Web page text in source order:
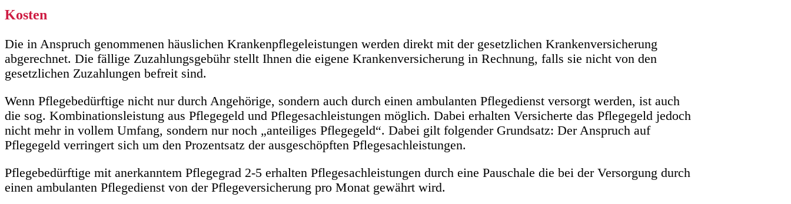
Kosten
Die in Anspruch genommenen häuslichen Krankenpflegeleistungen werden direkt mit der gesetzlichen Krankenversicherung
abgerechnet. Die fällige Zuzahlungsgebühr stellt Ihnen die eigene Krankenversicherung in Rechnung, falls sie nicht von den
gesetzlichen Zuzahlungen befreit sind.
Wenn Pflegebedürftige nicht nur durch Angehörige, sondern auch durch einen ambulanten Pflegedienst versorgt werden, ist auch
die sog. Kombinationsleistung aus Pflegegeld und Pflegesachleistungen möglich. Dabei erhalten Versicherte das Pflegegeld jedoch
nicht mehr in vollem Umfang, sondern nur noch „anteiliges Pflegegeld“. Dabei gilt folgender Grundsatz: Der Anspruch auf
Pflegegeld verringert sich um den Prozentsatz der ausgeschöpften Pflegesachleistungen.
Pflegebedürftige mit anerkanntem Pflegegrad 2-5 erhalten Pflegesachleistungen durch eine Pauschale die bei der Versorgung durch
einen ambulanten Pflegedienst von der Pflegeversicherung pro Monat gewährt wird.